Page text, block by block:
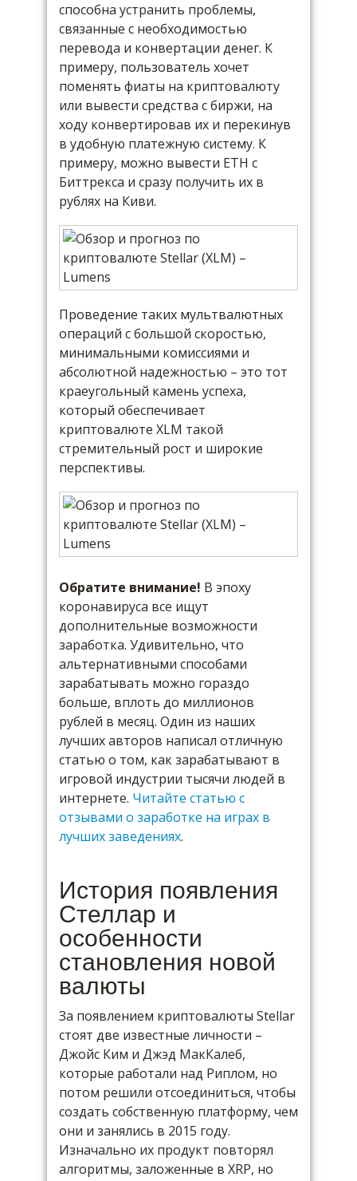
способна устранить проблемы,
связанные с необходимостью
перевода и конвертации денег. К
примеру, пользователь хочет
поменять фиаты на криптовалюту
или вывести средства с биржи, на
ходу конвертировав их и перекинув
в удобную платежную систему. К
примеру, можно вывести ETH с
Биттрекса и сразу получить их в
рублях на Киви.
Проведение таких мультвалютных
операций с большой скоростью,
минимальными комиссиями и
абсолютной надежностью – это тот
краеугольный камень успеха,
который обеспечивает
криптовалюте XLM такой
стремительный рост и широкие
перспективы.
Обратите внимание! В эпоху
коронавируса все ищут
дополнительные возможности
заработка. Удивительно, что
альтернативными способами
зарабатывать можно гораздо
больше, вплоть до миллионов
рублей в месяц. Один из наших
лучших авторов написал отличную
статью о том, как зарабатывают в
игровой индустрии тысячи людей в
интернете. Читайте статью с
отзывами о заработке на играх в
лучших заведениях.
История появления
Стеллар и
особенности
становления новой
валюты
За появлением криптовалюты Stellar
стоят две известные личности –
Джойс Ким и Джэд МакКалеб,
которые работали над Риплом, но
потом решили отсоединиться, чтобы
создать собственную платформу, чем
они и занялись в 2015 году.
Изначально их продукт повторял
алгоритмы, заложенные в XRP, но